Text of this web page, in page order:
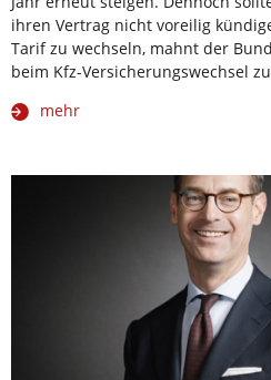
ihren Vertrag nicht voreilig
Tarif zu wechseln, mahnt der
beim Kfz-Versicherungswechsel
mehr